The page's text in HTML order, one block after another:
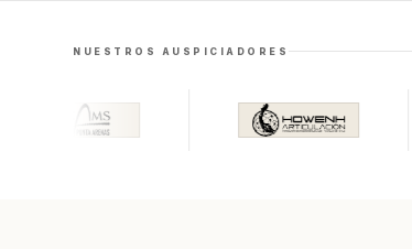
NUESTROS AUSPICIADORES